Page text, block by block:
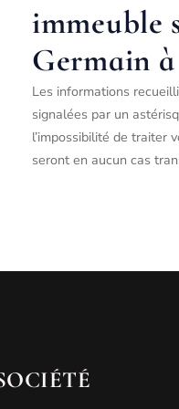
immeuble
Germain à
Les informations
signalées par un
l’impossibilité de traiter
seront en aucun cas